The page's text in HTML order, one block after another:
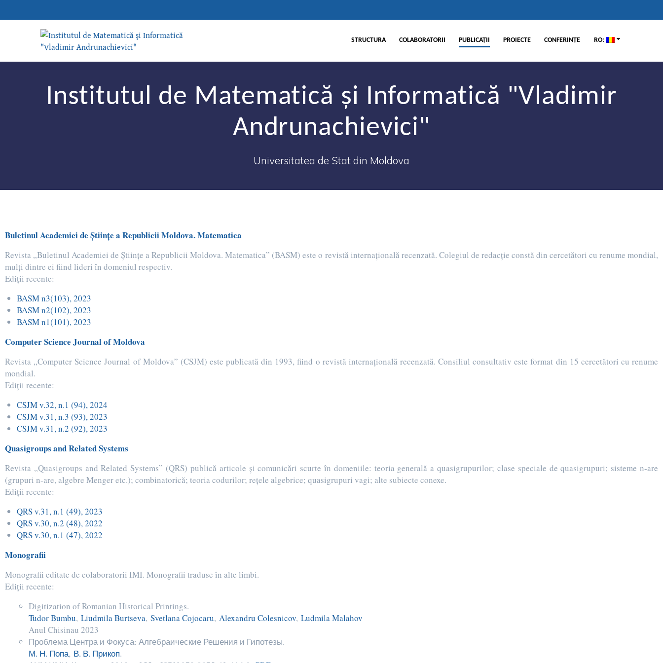
STRUCTURA COLABORATORII PUBLICAŢII PROIECTE CONFERINŢE RO:
Institutul de Matematică şi Informatică "Vladimir
Andrunachievici"
Universitatea de Stat din Moldova
Buletinul Academiei de Ştiinţe a Republicii Moldova. Matematica
Revista „Buletinul Academiei de Ştiinţe a Republicii Moldova. Matematica” (BASM) este o revistă internaţională recenzată. Colegiul de redacţie constă din cercetători cu renume mondial,
mulţi dintre ei fiind lideri în domeniul respectiv.
Ediţii recente:
BASM n3(103), 2023
BASM n2(102), 2023
BASM n1(101), 2023
Computer Science Journal of Moldova
Revista „Computer Science Journal of Moldova” (CSJM) este publicată din 1993, fiind o revistă internaţională recenzată. Consiliul consultativ este format din 15 cercetători cu renume
mondial.
Ediţii recente:
CSJM v.32, n.1 (94), 2024
CSJM v.31, n.3 (93), 2023
CSJM v.31, n.2 (92), 2023
Quasigroups and Related Systems
Revista „Quasigroups and Related Systems” (QRS) publică articole şi comunicări scurte în domeniile: teoria generală a quasigrupurilor; clase speciale de quasigrupuri; sisteme n-are
(grupuri n-are, algebre Menger etc.); combinatorică; teoria codurilor; reţele algebrice; quasigrupuri vagi; alte subiecte conexe.
Ediţii recente:
QRS v.31, n.1 (49), 2023
QRS v.30, n.2 (48), 2022
QRS v.30, n.1 (47), 2022
Monografii
Monografii editate de colaboratorii IMI. Monografii traduse în alte limbi.
Ediţii recente:
Digitization of Romanian Historical Printings.
Tudor Bumbu, Liudmila Burtseva, Svetlana Cojocaru, Alexandru Colesnicov, Ludmila Malahov
Anul Chisinau 2023
Проблема Центра и Фокуса: Алгебраические Решения и Гипотезы.
М. Н. Попа, В. В. Прикоп.